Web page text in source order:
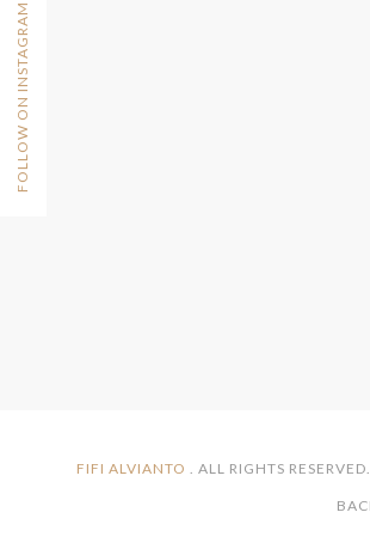
FOLLOW ON INSTAGRAM
FIFI ALVIANTO . ALL RIGHTS RESERVED.